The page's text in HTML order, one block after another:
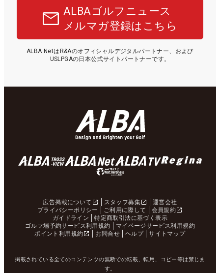
ALBAゴルフニュース
メルマガ登録はこちら
ALBA NetはR&Aのオフィシャルデジタルパートナー、および
USLPGAの日本公式サイトパートナーです。
広告掲載について スタッフ募集
運営会社
プライバシーポリシー
ご利用に際して
会員規約
ガイドライン
特定商取引法に基づく表示
ゴルフ場予約サービス利用規約
マイページサービス利用規約
ポイント利用規約
お問合せ ヘルプ サイトマップ
掲載されている全てのコンテンツの無断での転載、転用、コピー等は禁じま
す。